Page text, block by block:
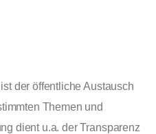
der öffentliche Austausch
Themen und
dient u.a. der Transparenz